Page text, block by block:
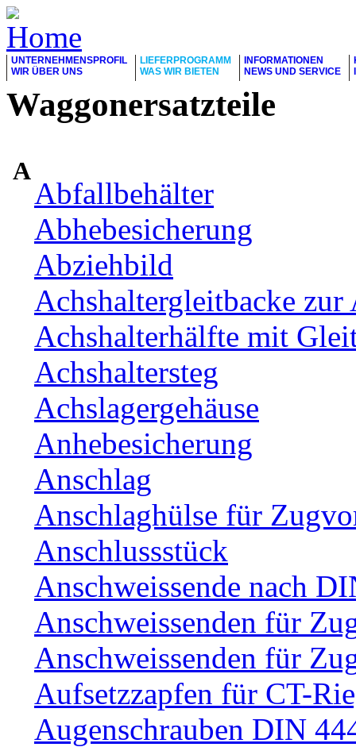
UNTERNEHMENSPROFIL
WIR ÜBER UNS
LIEFERPROGRAMM
WAS WIR BIETEN
INFORMATIONEN
NEWS UND SERVICE
Waggonersatzteile
A
Abfallbehälter
Abhebesicherung
Abziehbild
Achshaltergleitbacke zur
Achshalterhälfte mit
Achshaltersteg
Achslagergehäuse
Anhebesicherung
Anschlag
Anschlaghülse für
Anschlussstück
Anschweissende nach
Anschweissenden für
Anschweissenden für
Aufsetzzapfen für CT-
Augenschrauben DIN